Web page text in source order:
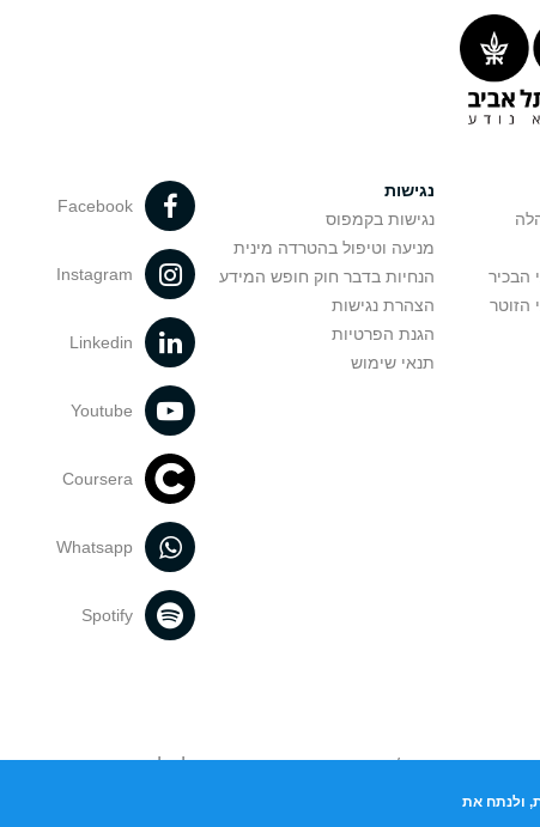
הבכיר
הזוטר
נגישות
נגישות בקמפוס
מניעה וטיפול בהטרדה מינית
הנחיות בדבר חוק חופש המידע
הצהרת נגישות
הגנת הפרטיות
תנאי שימוש
Facebook
Instagram
Linkedin
Youtube
Coursera
Whatsapp
Spotify
שנמצאים פה ו/או השימוש שנעשה בתכנים אלה לדעתך מפר זכויות
ולנתח את